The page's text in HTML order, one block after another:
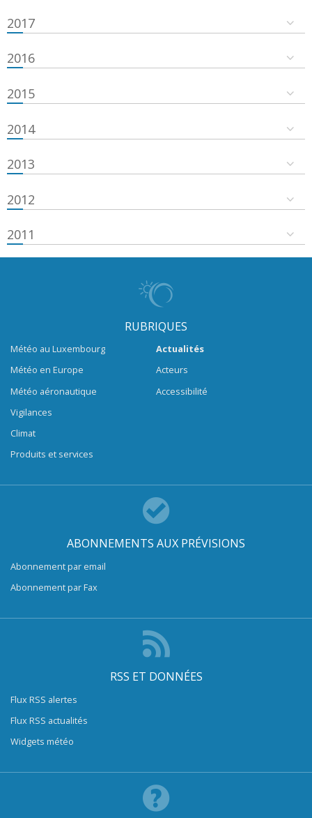
2017
2016
2015
2014
2013
2012
2011
RUBRIQUES
Météo au Luxembourg
Météo en Europe
Météo aéronautique
Vigilances
Climat
Produits et services
Actualités
Acteurs
Accessibilité
ABONNEMENTS AUX PRÉVISIONS
Abonnement par email
Abonnement par Fax
RSS ET DONNÉES
Flux RSS alertes
Flux RSS actualités
Widgets météo